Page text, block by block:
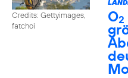
Credits: Gettyimages,
fatchoi
O2